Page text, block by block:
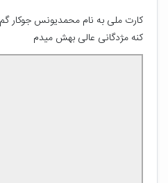
کنه مژدگانی عالی بهش میدم